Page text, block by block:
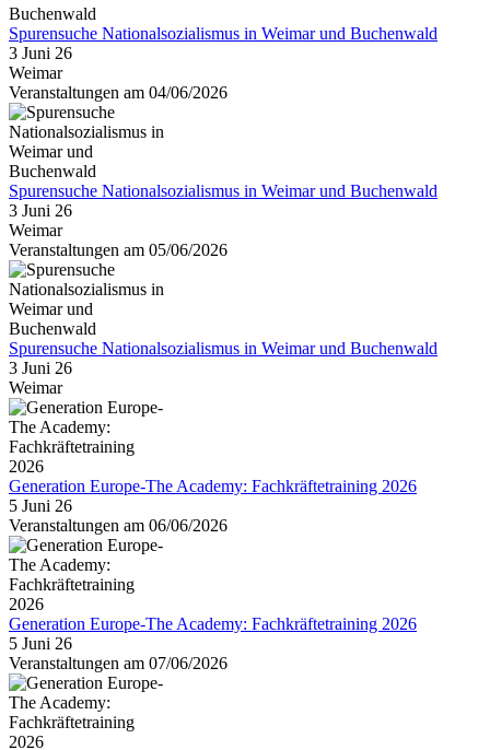
Spurensuche Nationalsozialismus in Weimar und Buchenwald
3 Juni 26
Weimar
Veranstaltungen am 04/06/2026
Spurensuche Nationalsozialismus in Weimar und Buchenwald
3 Juni 26
Weimar
Veranstaltungen am 05/06/2026
Spurensuche Nationalsozialismus in Weimar und Buchenwald
3 Juni 26
Weimar
Generation Europe-The Academy: Fachkräftetraining 2026
5 Juni 26
Veranstaltungen am 06/06/2026
Generation Europe-The Academy: Fachkräftetraining 2026
5 Juni 26
Veranstaltungen am 07/06/2026